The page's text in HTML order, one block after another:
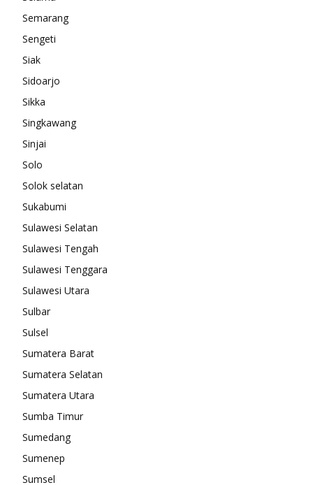
Semarang
Sengeti
Siak
Sidoarjo
Sikka
Singkawang
Sinjai
Solo
Solok selatan
Sukabumi
Sulawesi Selatan
Sulawesi Tengah
Sulawesi Tenggara
Sulawesi Utara
Sulbar
Sulsel
Sumatera Barat
Sumatera Selatan
Sumatera Utara
Sumba Timur
Sumedang
Sumenep
Sumsel